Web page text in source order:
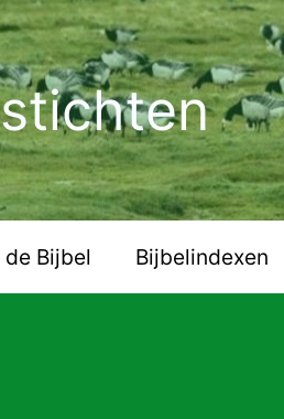
de Bijbel Bijbelindexen